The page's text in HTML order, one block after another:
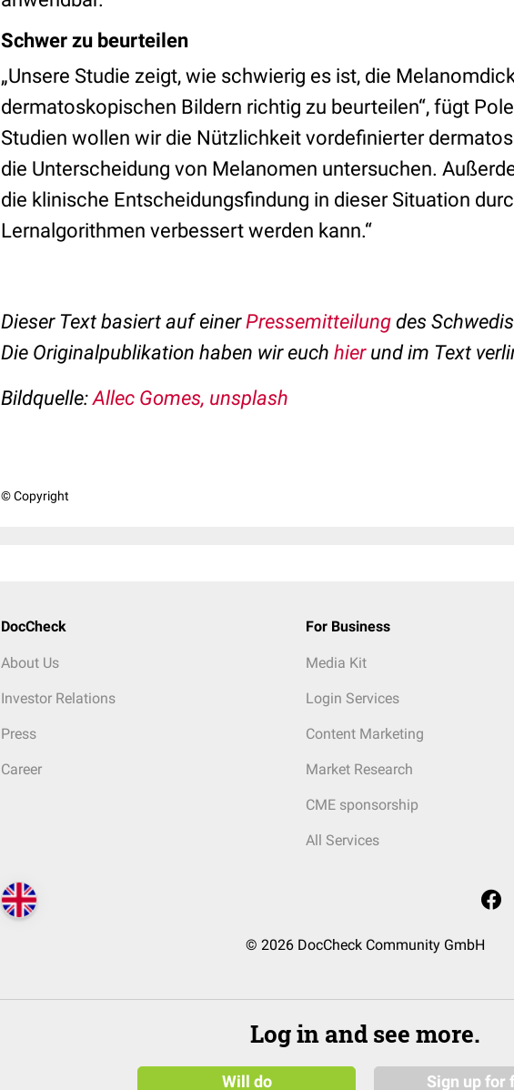
Schwer zu beurteilen
„Unsere Studie zeigt, wie schwierig es ist, die
dermatoskopischen Bildern richtig zu beurteilen“, fügt
Studien wollen wir die Nützlichkeit vordefinierter
die Unterscheidung von Melanomen untersuchen.
die klinische Entscheidungsfindung in dieser Situation
Lernalgorithmen verbessert werden kann.“
Dieser Text basiert auf einerPressemitteilung des
Die Originalpublikation haben wir euch hierund im Text
Bildquelle:Allec Gomes, unsplash
© Copyright
DocCheck
About Us
Investor Relations
Press
Career
For Business
Media Kit
Login Services
Content Marketing
Market Research
CME sponsorship
All Services
© 2026 DocCheck Community GmbH
Log in and see more.
Will do Sign up for